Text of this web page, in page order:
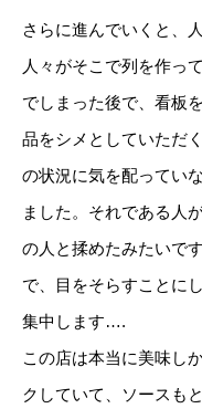
さらに進んでいくと、
人々がそこで列を作っ
でしまった後で、看板
品をシメとしていただ
の状況に気を配ってい
ました。それである人
の人と揉めたみたいで
で、目をそらすことに
集中します….
この店は本当に美味し
クしていて、ソースも